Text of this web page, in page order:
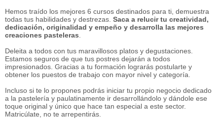
Hemos traído los mejores 6 cursos destinados para ti, demuestra
todas tus habilidades y destrezas. Saca a relucir tu creatividad,
dedicación, originalidad y empeño y desarrolla las mejores
creaciones pasteleras
Deleita a todos con tus maravillosos platos y degustaciones.
Estamos seguros de que tus postres dejarán a todos
impresionados. Gracias a tu formación lograrás postularte y
obtener los puestos de trabajo con mayor nivel y categoría.
Incluso si te lo propones podrás iniciar tu propio negocio dedicado
a la pastelería y paulatinamente ir desarrollándolo y dándole ese
toque original y único que hace tan especial a este sector.
Matricúlate, no te arrepentirás.